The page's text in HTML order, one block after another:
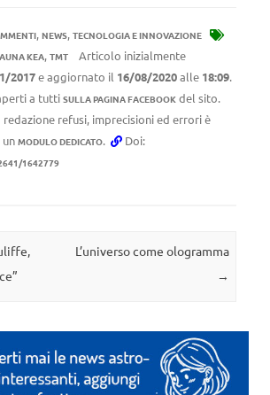
, NEWS, TECNOLOGIA E INNOVAZIONE
KEA, TMT
Articolo inizialmente
2017e aggiornato il 16/08/2020alle 18:09.
a tutti SULLA PAGINA FACEBOOK del sito.
redazione refusi, imprecisioni ed errori è
MODULO DEDICATO. Doi:
1642779
L’universo come ologramma
→